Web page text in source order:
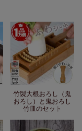
竹製大根おろし（鬼
おろし）と鬼おろし
竹皿のセット